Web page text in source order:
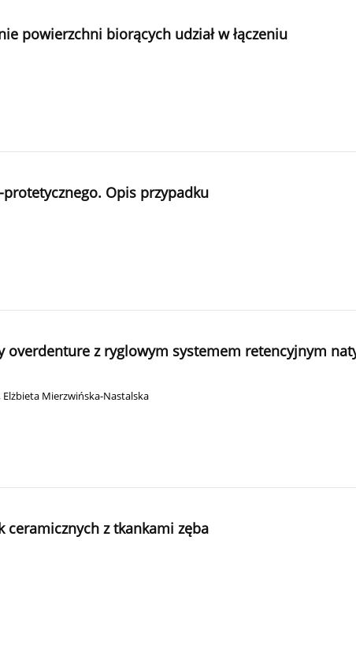
powierzchni biorących udział w łączeniu
Opis przypadku
overdenture z ryglowym systemem retencyjnym
Elżbieta Mierzwińska-Nastalska
ceramicznych z tkankami zęba